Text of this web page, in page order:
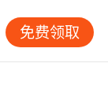
que nous
免费领取